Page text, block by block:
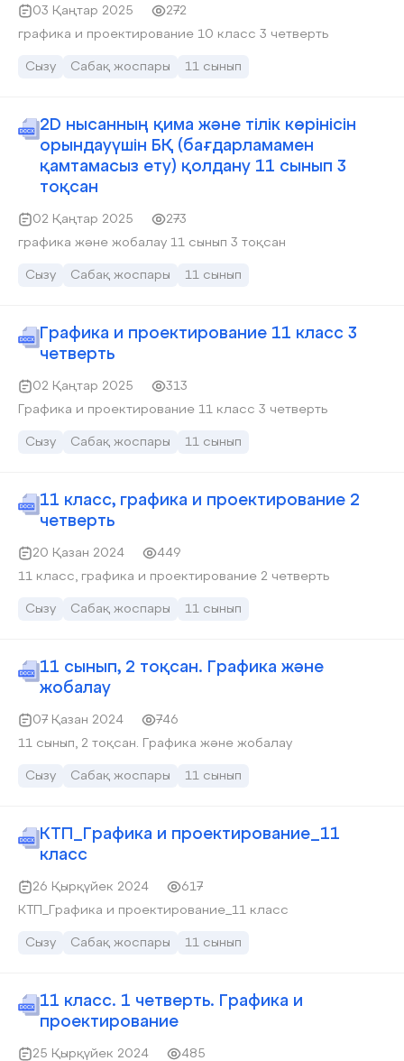
03 Қаңтар 2025
272
графика и проектирование 10 класс 3 четверть
Сызу Сабақ жоспары 11 сынып
2D нысанның қима және тілік көрінісін
орындауүшін БҚ (бағдарламамен
қамтамасыз ету) қолдану 11 сынып 3
тоқсан
02 Қаңтар 2025
273
графика және жобалау 11 сынып 3 тоқсан
Сызу Сабақ жоспары 11 сынып
Графика и проектирование 11 класс 3
четверть
02 Қаңтар 2025
313
Графика и проектирование 11 класс 3 четверть
Сызу Сабақ жоспары 11 сынып
11 класс, графика и проектирование 2
четверть
20 Қазан 2024
449
11 класс, графика и проектирование 2 четверть
Сызу Сабақ жоспары 11 сынып
11 сынып, 2 тоқсан. Графика және
жобалау
07 Қазан 2024
746
11 сынып, 2 тоқсан. Графика және жобалау
Сызу Сабақ жоспары 11 сынып
КТП_Графика и проектирование_11
класс
26 Қырқүйек 2024
617
КТП_Графика и проектирование_11 класс
Сызу Сабақ жоспары 11 сынып
11 класс. 1 четверть. Графика и
проектирование
25 Қырқүйек 2024
485